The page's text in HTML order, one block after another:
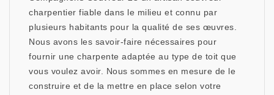
charpentier fiable dans le milieu et connu par
plusieurs habitants pour la qualité de ses œuvres.
Nous avons les savoir-faire nécessaires pour
fournir une charpente adaptée au type de toit que
vous voulez avoir. Nous sommes en mesure de le
construire et de la mettre en place selon votre